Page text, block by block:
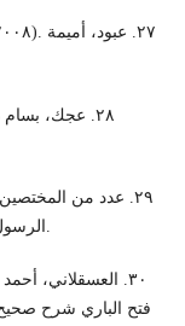
فتح الباري شرح